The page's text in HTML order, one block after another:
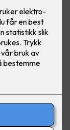
du: